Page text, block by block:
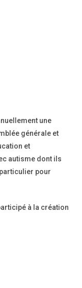
une
générale et
et
autisme dont ils
pour
à la création